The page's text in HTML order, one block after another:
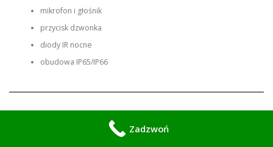
mikrofon i głośnik
przycisk dzwonka
diody IR nocne
obudowa IP65/IP66
4. Zasilanie systemuZadzwoń